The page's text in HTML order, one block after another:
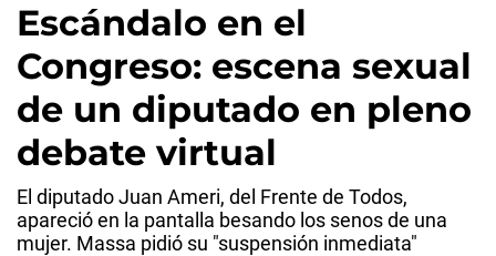
Escándalo en el
Congreso: escena sexual
de un diputado en pleno
debate virtual
El diputado Juan Ameri, del Frente de Todos,
apareció en la pantalla besando los senos de una
mujer. Massa pidió su "suspensión inmediata"